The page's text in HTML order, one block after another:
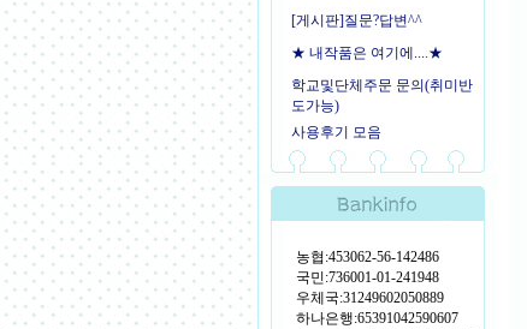
[게시판]질문?답변^^
★ 내작품은 여기에....★
학교및단체주문 문의(취미반
도가능)
사용후기 모음
농협:453062-56-142486
국민:736001-01-241948
우체국:31249602050889
하나은행:65391042590607